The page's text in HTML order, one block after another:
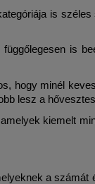
is
is
hogy minél
lesz a
kiemelt
a számát